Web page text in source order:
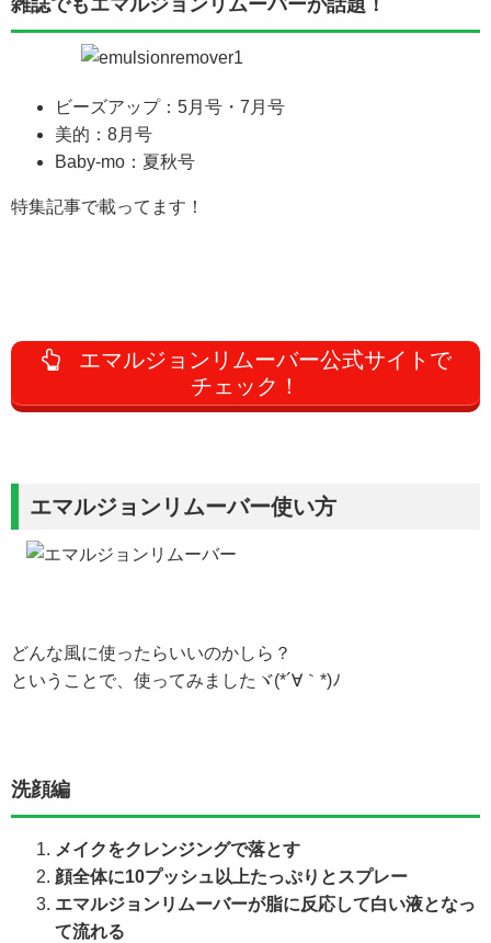
雑誌でもエマルジョンリムーバーが話題！
ビーズアップ：5月号・7月号
美的：8月号
Baby-mo：夏秋号
特集記事で載ってます！
エマルジョンリムーバー公式サイトで
チェック！
エマルジョンリムーバー使い方
どんな風に使ったらいいのかしら？
ということで、使ってみましたヾ(*´∀｀*)ﾉ
洗顔編
メイクをクレンジングで落とす
顔全体に10プッシュ以上たっぷりとスプレー
エマルジョンリムーバーが脂に反応して白い液となっ
て流れる